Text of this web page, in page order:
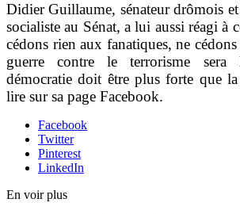
Didier Guillaume, sénateur drômois
socialiste au Sénat, a lui aussi réagi à
cédons rien aux fanatiques, ne
guerre contre le terrorisme
démocratie doit être plus forte que
lire sur sa page Facebook.
Facebook
Twitter
Pinterest
LinkedIn
En voir plus